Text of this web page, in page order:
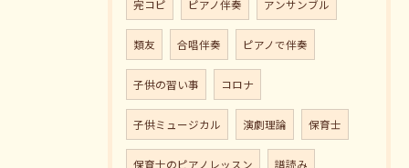
完コピ ピアノ伴奏 アンサンブル
類友 合唱伴奏 ピアノで伴奏
子供の習い事 コロナ
子供ミュージカル 演劇理論 保育士
保育士のピアノレッスン 譜読み